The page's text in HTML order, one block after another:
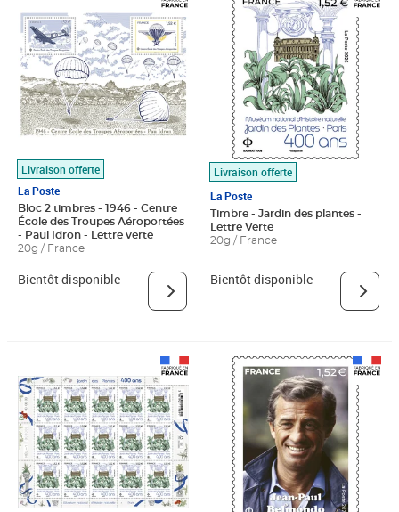
Livraison offerte
La Poste
Bloc 2 timbres - 1946 - Centre
École des Troupes Aéroportées
- Paul Idron - Lettre verte
20g / France
Bientôt disponible
Livraison offerte
La Poste
Timbre - Jardin des plantes -
Lettre Verte
20g / France
Bientôt disponible